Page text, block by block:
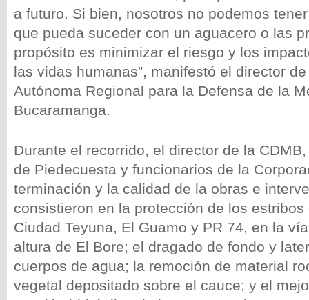
a futuro. Si bien, nosotros no podemos
que pueda suceder con un aguacero o las
propósito es minimizar el riesgo y los
las vidas humanas”, manifestó el director
Autónoma Regional para la Defensa de la
Bucaramanga.
Durante el recorrido, el director de la
de Piedecuesta y funcionarios de la
terminación y la calidad de la obras e
consistieron en la protección de los
Ciudad Teyuna, El Guamo y PR 74, en la
altura de El Bore; el dragado de fondo y
cuerpos de agua; la remoción de material
vegetal depositado sobre el cauce; y el